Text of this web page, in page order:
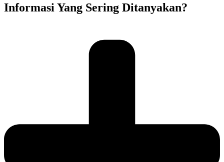
Informasi Yang Sering Ditanyakan?